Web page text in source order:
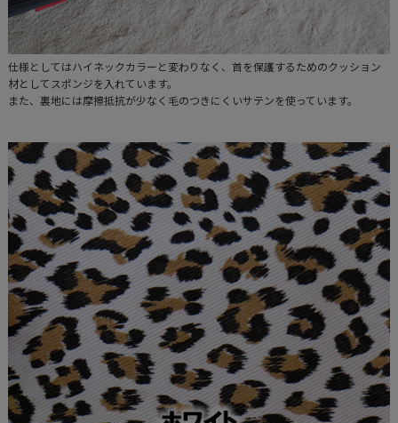
仕様としてはハイネックカラーと変わりなく、首を保護するためのクッション
材としてスポンジを入れています。
また、裏地には摩擦抵抗が少なく毛のつきにくいサテンを使っています。